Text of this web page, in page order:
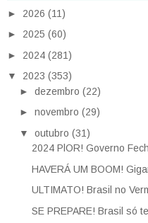
► 2026 (11)
► 2025 (60)
► 2024 (281)
▼ 2023 (353)
► dezembro (22)
► novembro (29)
▼ outubro (31)
2024 PlOR! Governo
HAVERÁ UM BOOM!
ULTIMATO! Brasil no
SE PREPARE! Brasil só